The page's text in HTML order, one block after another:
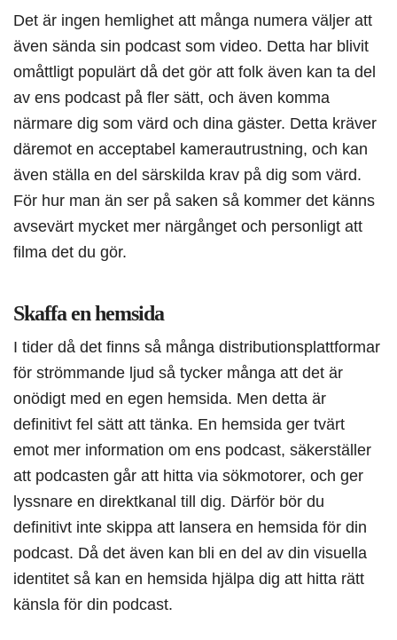
Det är ingen hemlighet att många numera väljer att
även sända sin podcast som video. Detta har blivit
omåttligt populärt då det gör att folk även kan ta del
av ens podcast på fler sätt, och även komma
närmare dig som värd och dina gäster. Detta kräver
däremot en acceptabel kamerautrustning, och kan
även ställa en del särskilda krav på dig som värd.
För hur man än ser på saken så kommer det känns
avsevärt mycket mer närgånget och personligt att
filma det du gör.
Skaffa en hemsida
I tider då det finns så många distributionsplattformar
för strömmande ljud så tycker många att det är
onödigt med en egen hemsida. Men detta är
definitivt fel sätt att tänka. En hemsida ger tvärt
emot mer information om ens podcast, säkerställer
att podcasten går att hitta via sökmotorer, och ger
lyssnare en direktkanal till dig. Därför bör du
definitivt inte skippa att lansera en hemsida för din
podcast. Då det även kan bli en del av din visuella
identitet så kan en hemsida hjälpa dig att hitta rätt
känsla för din podcast.